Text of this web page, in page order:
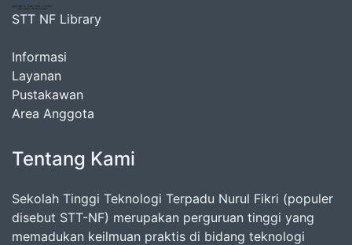
STT NF Library
Informasi
Layanan
Pustakawan
Area Anggota
Tentang Kami
Sekolah Tinggi Teknologi Terpadu Nurul Fikri (populer
disebut STT-NF) merupakan perguruan tinggi yang
memadukan keilmuan praktis di bidang teknologi